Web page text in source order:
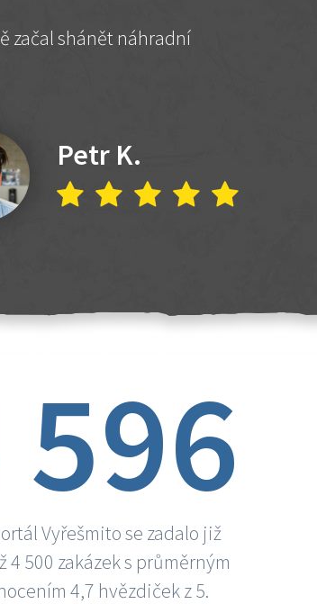
začal shánět náhradní
Petr K.
596
Vyřešmito se zadalo již
4 500 zakázek s průměrným
4,7 hvězdiček z 5.